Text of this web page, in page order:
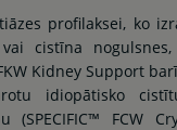
profilaksei, ko
cistīna
Kidney Support
idiopātisko
(SPECIFIC™ FCW